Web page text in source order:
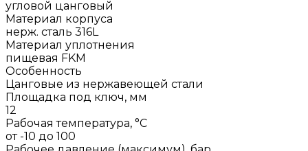
угловой цанговый
Материал корпуса
нерж. сталь 316L
Материал уплотнения
пищевая FKM
Особенность
Цанговые из нержавеющей стали
Площадка под ключ, мм
12
Рабочая температура, °C
от -10 до 100